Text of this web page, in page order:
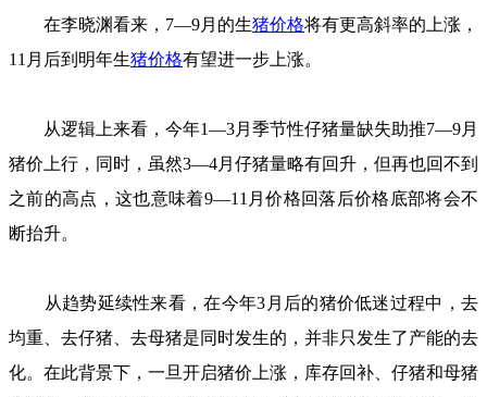
在李晓渊看来，7—9月的生猪价格将有更高斜率的上涨，
11月后到明年生猪价格有望进一步上涨。
从逻辑上来看，今年1—3月季节性仔猪量缺失助推7—9月
猪价上行，同时，虽然3—4月仔猪量略有回升，但再也回不到
之前的高点，这也意味着9—11月价格回落后价格底部将会不
断抬升。
从趋势延续性来看，在今年3月后的猪价低迷过程中，去
均重、去仔猪、去母猪是同时发生的，并非只发生了产能的去
化。在此背景下，一旦开启猪价上涨，库存回补、仔猪和母猪